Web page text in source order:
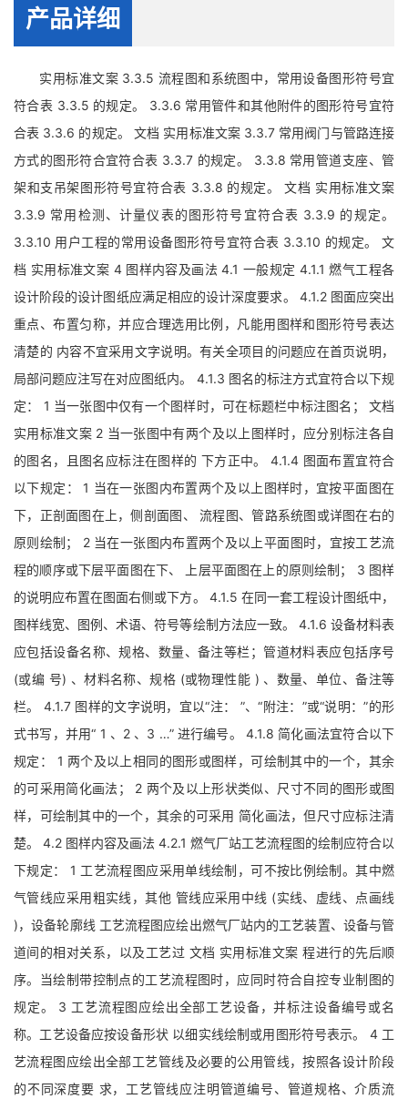
产品详细
实用标准文案 3.3.5 流程图和系统图中，常用设备图形符号宜
符合表 3.3.5 的规定。 3.3.6 常用管件和其他附件的图形符号宜符
合表 3.3.6 的规定。 文档 实用标准文案 3.3.7 常用阀门与管路连接
方式的图形符合宜符合表 3.3.7 的规定。 3.3.8 常用管道支座、管
架和支吊架图形符号宜符合表 3.3.8 的规定。 文档 实用标准文案
3.3.9 常用检测、计量仪表的图形符号宜符合表 3.3.9 的规定。
3.3.10 用户工程的常用设备图形符号宜符合表 3.3.10 的规定。 文
档 实用标准文案 4 图样内容及画法 4.1 一般规定 4.1.1 燃气工程各
设计阶段的设计图纸应满足相应的设计深度要求。 4.1.2 图面应突出
重点、布置匀称，并应合理选用比例，凡能用图样和图形符号表达
清楚的 内容不宜采用文字说明。有关全项目的问题应在首页说明，
局部问题应注写在对应图纸内。 4.1.3 图名的标注方式宜符合以下规
定： 1 当一张图中仅有一个图样时，可在标题栏中标注图名； 文档
实用标准文案 2 当一张图中有两个及以上图样时，应分别标注各自
的图名，且图名应标注在图样的 下方正中。 4.1.4 图面布置宜符合
以下规定： 1 当在一张图内布置两个及以上图样时，宜按平面图在
下，正剖面图在上，侧剖面图、 流程图、管路系统图或详图在右的
原则绘制； 2 当在一张图内布置两个及以上平面图时，宜按工艺流
程的顺序或下层平面图在下、 上层平面图在上的原则绘制； 3 图样
的说明应布置在图面右侧或下方。 4.1.5 在同一套工程设计图纸中，
图样线宽、图例、术语、符号等绘制方法应一致。 4.1.6 设备材料表
应包括设备名称、规格、数量、备注等栏；管道材料表应包括序号
(或编 号) 、材料名称、规格 (或物理性能 ) 、数量、单位、备注等
栏。 4.1.7 图样的文字说明，宜以“注： ”、“附注：”或“说明：”的形
式书写，并用“ 1 、2 、3 …” 进行编号。 4.1.8 简化画法宜符合以下
规定： 1 两个及以上相同的图形或图样，可绘制其中的一个，其余
的可采用简化画法； 2 两个及以上形状类似、尺寸不同的图形或图
样，可绘制其中的一个，其余的可采用 简化画法，但尺寸应标注清
楚。 4.2 图样内容及画法 4.2.1 燃气厂站工艺流程图的绘制应符合以
下规定： 1 工艺流程图应采用单线绘制，可不按比例绘制。其中燃
气管线应采用粗实线，其他 管线应采用中线 (实线、虚线、点画线
)，设备轮廓线 工艺流程图应绘出燃气厂站内的工艺装置、设备与管
道间的相对关系，以及工艺过 文档 实用标准文案 程进行的先后顺
序。当绘制带控制点的工艺流程图时，应同时符合自控专业制图的
规定。 3 工艺流程图应绘出全部工艺设备，并标注设备编号或名
称。工艺设备应按设备形状 以细实线绘制或用图形符号表示。 4 工
艺流程图应绘出全部工艺管线及必要的公用管线，按照各设计阶段
的不同深度要 求，工艺管线应注明管道编号、管道规格、介质流